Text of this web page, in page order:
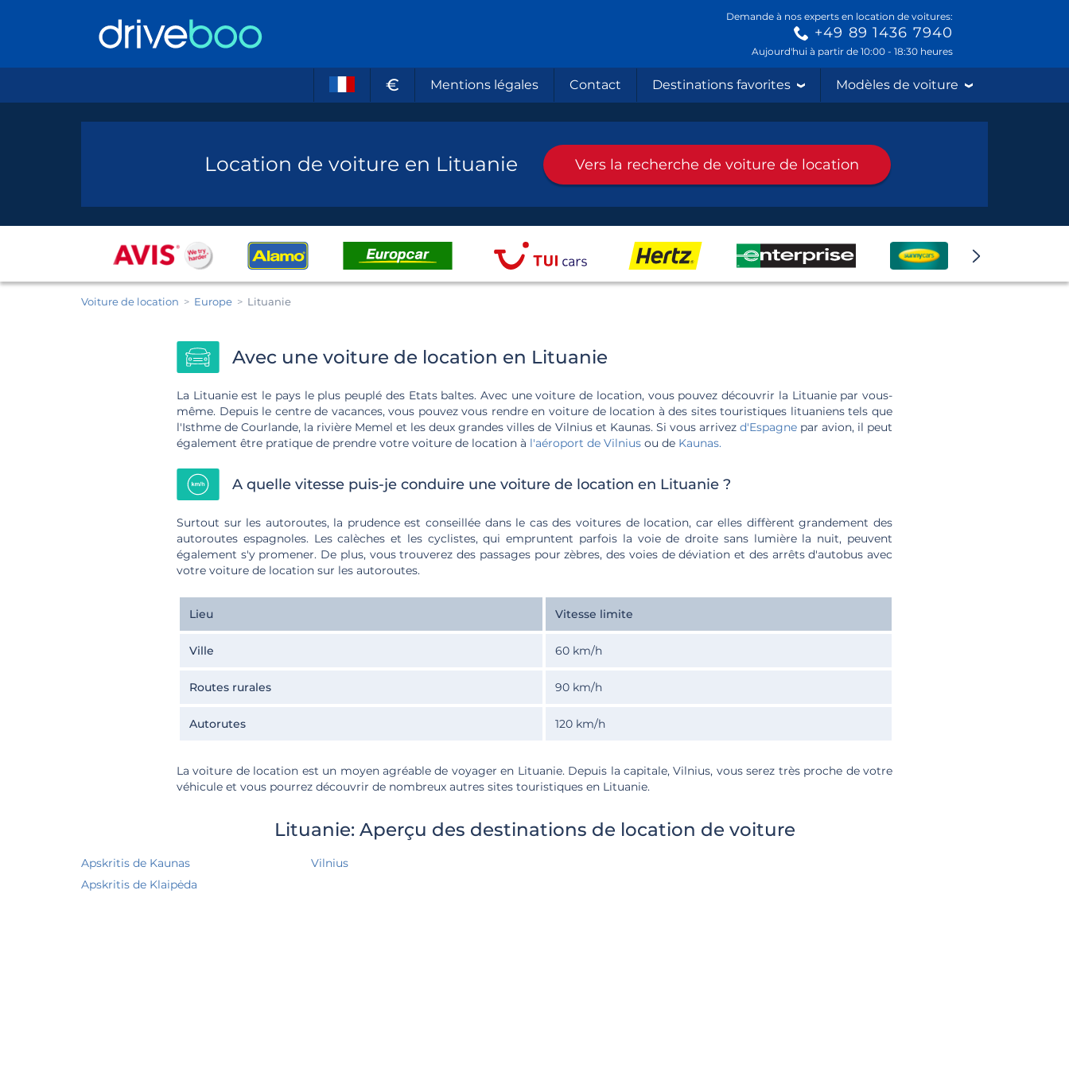
Demande à nos experts en location de voitures:
+49 89 1436 7940
Aujourd'hui à partir de 10:00 - 18:30 heures
€ Mentions légales Contact Destinations favorites Modèles de voiture
Location de voiture en Lituanie Vers la recherche de voiture de location
Voiture de location Europe Lituanie
Avec une voiture de location en Lituanie
La Lituanie est le pays le plus peuplé des Etats baltes. Avec une voiture de location, vous pouvez découvrir la Lituanie par vous-
même. Depuis le centre de vacances, vous pouvez vous rendre en voiture de location à des sites touristiques lituaniens tels que
l'Isthme de Courlande, la rivière Memel et les deux grandes villes de Vilnius et Kaunas. Si vous arrivez d'Espagnepar avion, il peut
également être pratique de prendre votre voiture de location à l'aéroport de Vilnius ou de Kaunas.
A quelle vitesse puis-je conduire une voiture de location en Lituanie ?
Surtout sur les autoroutes, la prudence est conseillée dans le cas des voitures de location, car elles diffèrent grandement des
autoroutes espagnoles. Les calèches et les cyclistes, qui empruntent parfois la voie de droite sans lumière la nuit, peuvent
également s'y promener. De plus, vous trouverez des passages pour zèbres, des voies de déviation et des arrêts d'autobus avec
votre voiture de location sur les autoroutes.
Lieu Vitesse limite
Ville 60 km/h
Routes rurales 90 km/h
Autorutes 120 km/h
La voiture de location est un moyen agréable de voyager en Lituanie. Depuis la capitale, Vilnius, vous serez très proche de votre
véhicule et vous pourrez découvrir de nombreux autres sites touristiques en Lituanie.
Lituanie: Aperçu des destinations de location de voiture
Apskritis de Kaunas
Apskritis de Klaipėda
Vilnius